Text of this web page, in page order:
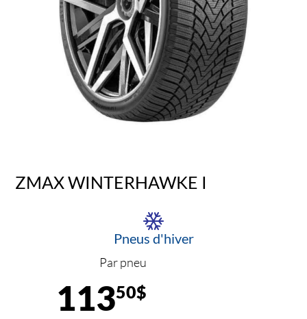
ZMAX WINTERHAWKE I
Pneus d'hiver
Par pneu
11350$